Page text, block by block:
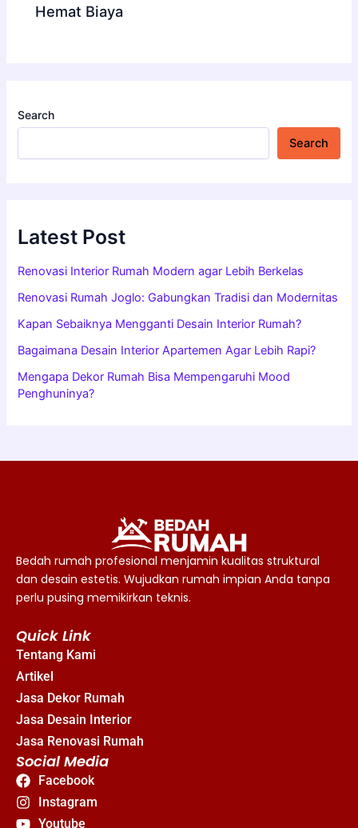
Hemat Biaya
Search
Search
Latest Post
Renovasi Interior Rumah Modern agar Lebih Berkelas
Renovasi Rumah Joglo: Gabungkan Tradisi dan Modernitas
Kapan Sebaiknya Mengganti Desain Interior Rumah?
Bagaimana Desain Interior Apartemen Agar Lebih Rapi?
Mengapa Dekor Rumah Bisa Mempengaruhi Mood
Penghuninya?
Bedah rumah profesional menjamin kualitas struktural
dan desain estetis. Wujudkan rumah impian Anda tanpa
perlu pusing memikirkan teknis.
Quick Link
Tentang Kami
Artikel
Jasa Dekor Rumah
Jasa Desain Interior
Jasa Renovasi Rumah
Social Media
Facebook
Instagram
Youtube